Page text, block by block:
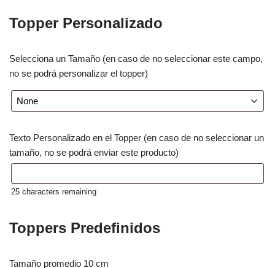
Topper Personalizado
Selecciona un Tamaño (en caso de no seleccionar este campo,
no se podrá personalizar el topper)
Texto Personalizado en el Topper (en caso de no seleccionar un
tamaño, no se podrá enviar este producto)
25 characters remaining
Toppers Predefinidos
Tamaño promedio 10 cm